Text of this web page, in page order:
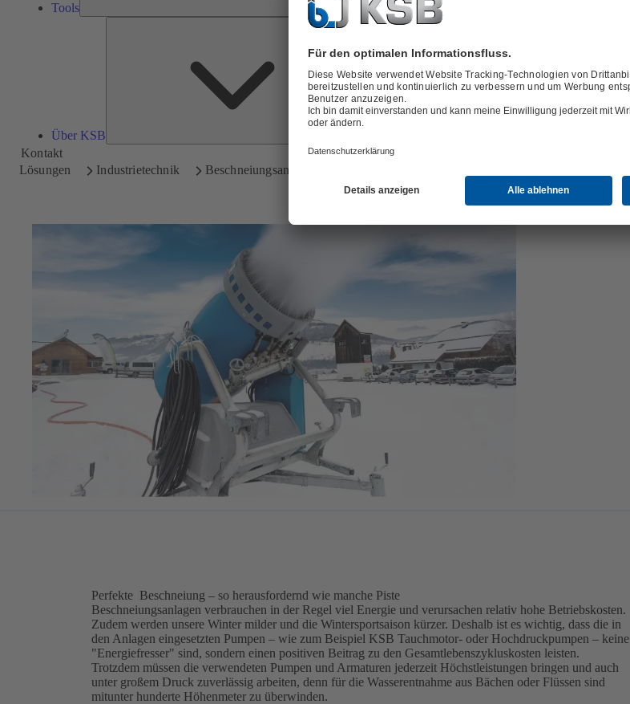
Tools
Über KSB
Über
Kontakt
Lösungen
Industrietechnik Beschneiungsanlagen
Perfekte Beschneiung – so herausfordernd wie manche Piste
Beschneiungsanlagen verbrauchen in der Regel viel Energie und verursachen relativ hohe Betriebskosten.
Zudem werden unsere Winter milder und die Wintersportsaison kürzer. Deshalb ist es wichtig, dass die in
den Anlagen eingesetzten Pumpen – wie zum Beispiel KSB Tauchmotor- oder Hochdruckpumpen – keine
"Energiefresser" sind, sondern einen positiven Beitrag zu den Gesamtlebenszykluskosten leisten.
Trotzdem müssen die verwendeten Pumpen und Armaturen jederzeit Höchstleistungen bringen und auch
unter großem Druck zuverlässig arbeiten, denn für die Wasserentnahme aus Bächen oder Flüssen sind
mitunter hunderte Höhenmeter zu überwinden.